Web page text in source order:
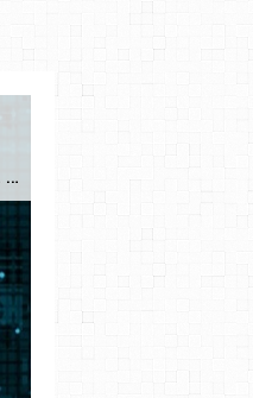
Le plus gros site de philosophie de France ! ABONNEZ-VOUS ! 4115 Articles, 1634 abonné·e·s, depuis 2006 . . . . . . . . 2 852 214 pages vues jusqu'à présent. Prestance et être apte à un plus grand nombre de choses.